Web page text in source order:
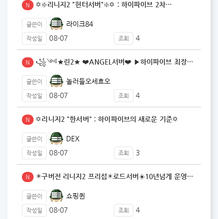
N ✡️❇️리니지2 "헌터서버"❇️✡️ : 하이파이브 2차…
글쓴이 라이크84
작성일 08-07 조회 4
N ꧁༺★린2★ ❤️ANGEL서버❤️ ▶️하이파이브 최장기…
글쓴이 놀러들오세효오
작성일 08-07 조회 4
N ✡️리니지2 "한서버" : 하이파이브의 새로운 기준✡️
글쓴이 DEX
작성일 08-07 조회 3
N ✴️구버전 리니지2 프리섭✴️로드서버☀️10년넘게 운영…
글쓴이 쇼핑퀸
작성일 08-07 조회 4